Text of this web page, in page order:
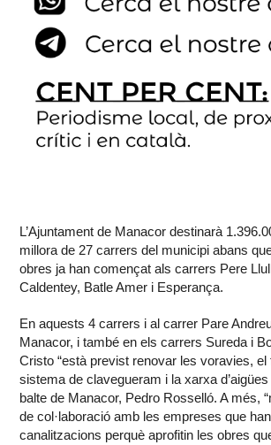
L’Ajuntament de Manacor destinarà
millora de 27 carrers del municipi abans
obres ja han començat als carrers Pere
Caldentey, Batle Amer i Esperança.
En aquests 4 carrers i al carrer Pare
Manacor, i també en els carrers Sureda i
Cristo “està previst renovar les voravies, el
sistema de clavegueram i la xarxa d’aigües
balte de Manacor, Pedro Rosselló. A més,
de col·laboració amb les empreses que han
canalitzacions perquè aprofitin les obres